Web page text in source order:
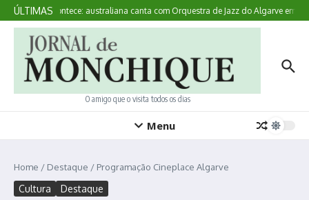
Ir para o conteúdo
ÚLTIMAS
Aqui Acontece: australiana canta com Orquestra de Jazz do Algarve em
O amigo que o visita todos os dias
Menu
Home / Destaque / Programação Cineplace Algarve
Cultura Destaque